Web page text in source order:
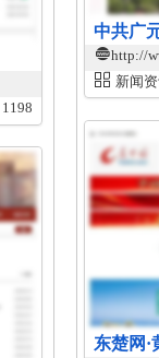
1198
http://
新闻
东楚网·